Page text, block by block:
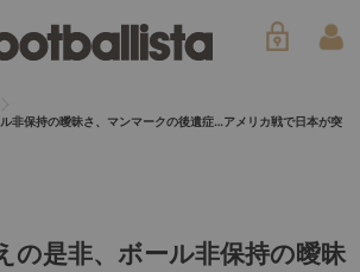
非保持の曖昧さ、マンマークの後遺症…アメリカ戦で日本が突
の是非、ボール非保持の曖昧